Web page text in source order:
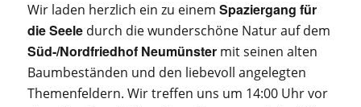
Wir laden herzlich ein zu einem Spaziergang für
die Seele durch die wunderschöne Natur auf dem
Süd-/Nordfriedhof Neumünstermit seinen alten
Baumbeständen und den liebevoll angelegten
Themenfeldern. Wir treffen uns um 14:00 Uhr vor